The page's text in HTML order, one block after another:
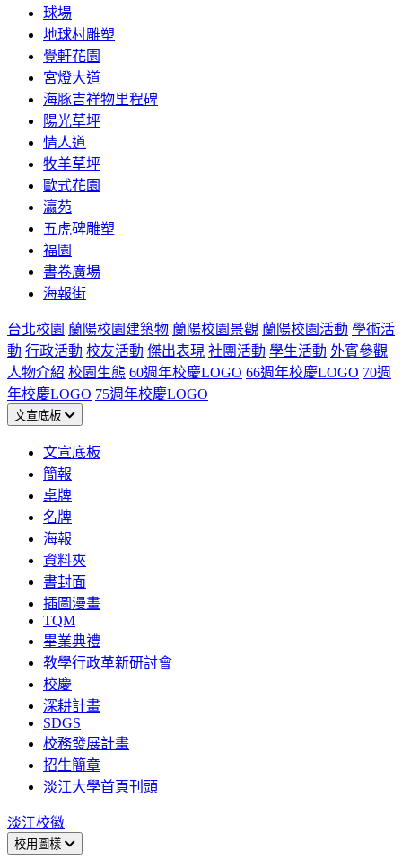
球場
地球村雕塑
覺軒花園
宮燈大道
海豚吉祥物里程碑
陽光草坪
情人道
牧羊草坪
歐式花園
瀛苑
五虎碑雕塑
福園
書卷廣場
海報街
台北校園 蘭陽校園建築物 蘭陽校園景觀 蘭陽校園活動 學術活
動 行政活動 校友活動 傑出表現 社團活動 學生活動 外賓參觀
人物介紹 校園生態 60週年校慶LOGO 66週年校慶LOGO 70週
年校慶LOGO 75週年校慶LOGO
文宣底板
文宣底板
簡報
桌牌
名牌
海報
資料夾
書封面
插圖漫畫
TQM
畢業典禮
教學行政革新研討會
校慶
深耕計畫
SDGS
校務發展計畫
招生簡章
淡江大學首頁刊頭
淡江校徽
校用圖樣